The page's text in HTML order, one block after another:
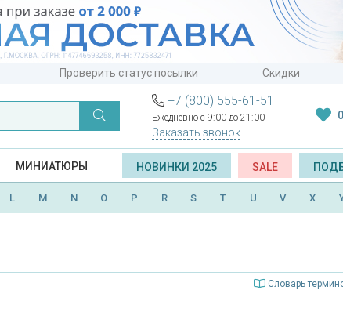
Проверить статус посылки Скидки
+7 (800) 555-61-51
Ежедневно с 9:00 до 21:00
Заказать звонок
0
МИНИАТЮРЫ НОВИНКИ 2025 SALE
L M N O P R S T U V X
Словарь